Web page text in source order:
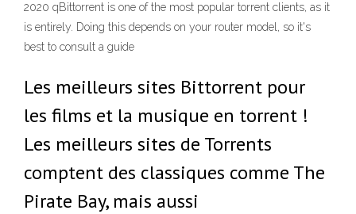
2020 qBittorrent is one of the most popular torrent clients, as it
is entirely. Doing this depends on your router model, so it's
best to consult a guide
Les meilleurs sites Bittorrent pour
les films et la musique en torrent !
Les meilleurs sites de Torrents
comptent des classiques comme The
Pirate Bay, mais aussi